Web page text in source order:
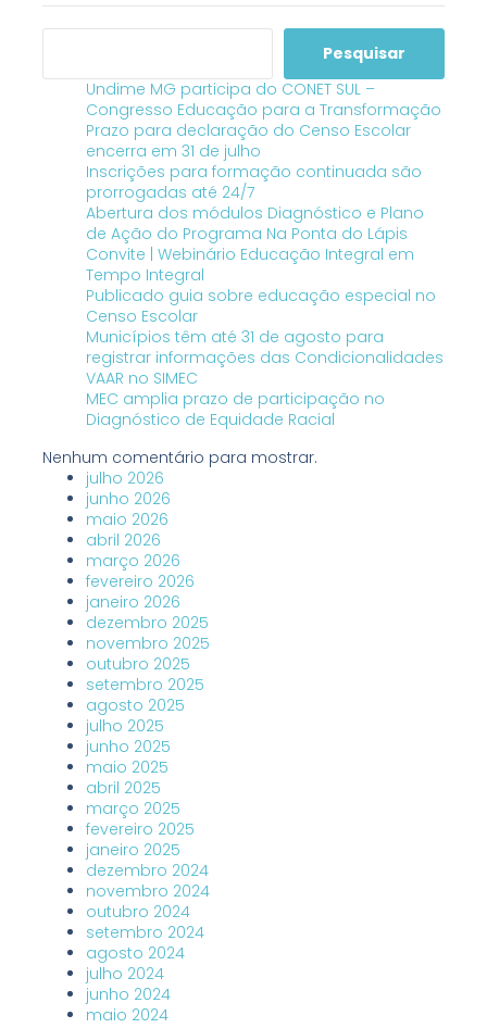
Pesquisar
Undime MG participa do CONET SUL –
Congresso Educação para a Transformação
Prazo para declaração do Censo Escolar
encerra em 31 de julho
Inscrições para formação continuada são
prorrogadas até 24/7
Abertura dos módulos Diagnóstico e Plano
de Ação do Programa Na Ponta do Lápis
Convite | Webinário Educação Integral em
Tempo Integral
Publicado guia sobre educação especial no
Censo Escolar
Municípios têm até 31 de agosto para
registrar informações das Condicionalidades
VAAR no SIMEC
MEC amplia prazo de participação no
Diagnóstico de Equidade Racial
Nenhum comentário para mostrar.
julho 2026
junho 2026
maio 2026
abril 2026
março 2026
fevereiro 2026
janeiro 2026
dezembro 2025
novembro 2025
outubro 2025
setembro 2025
agosto 2025
julho 2025
junho 2025
maio 2025
abril 2025
março 2025
fevereiro 2025
janeiro 2025
dezembro 2024
novembro 2024
outubro 2024
setembro 2024
agosto 2024
julho 2024
junho 2024
maio 2024